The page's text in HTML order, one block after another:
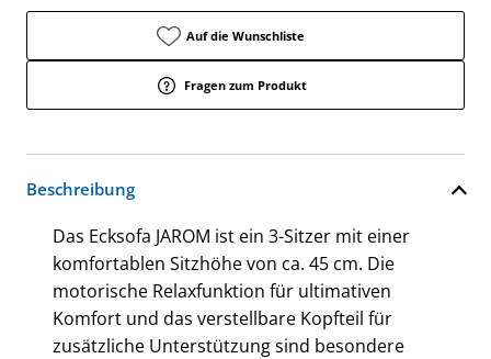
Auf die Wunschliste
Fragen zum Produkt
Beschreibung
Das Ecksofa JAROM ist ein 3-Sitzer mit einer
komfortablen Sitzhöhe von ca. 45 cm. Die
motorische Relaxfunktion für ultimativen
Komfort und das verstellbare Kopfteil für
zusätzliche Unterstützung sind besondere